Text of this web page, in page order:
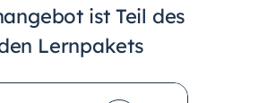
ist Teil des
Lernpakets